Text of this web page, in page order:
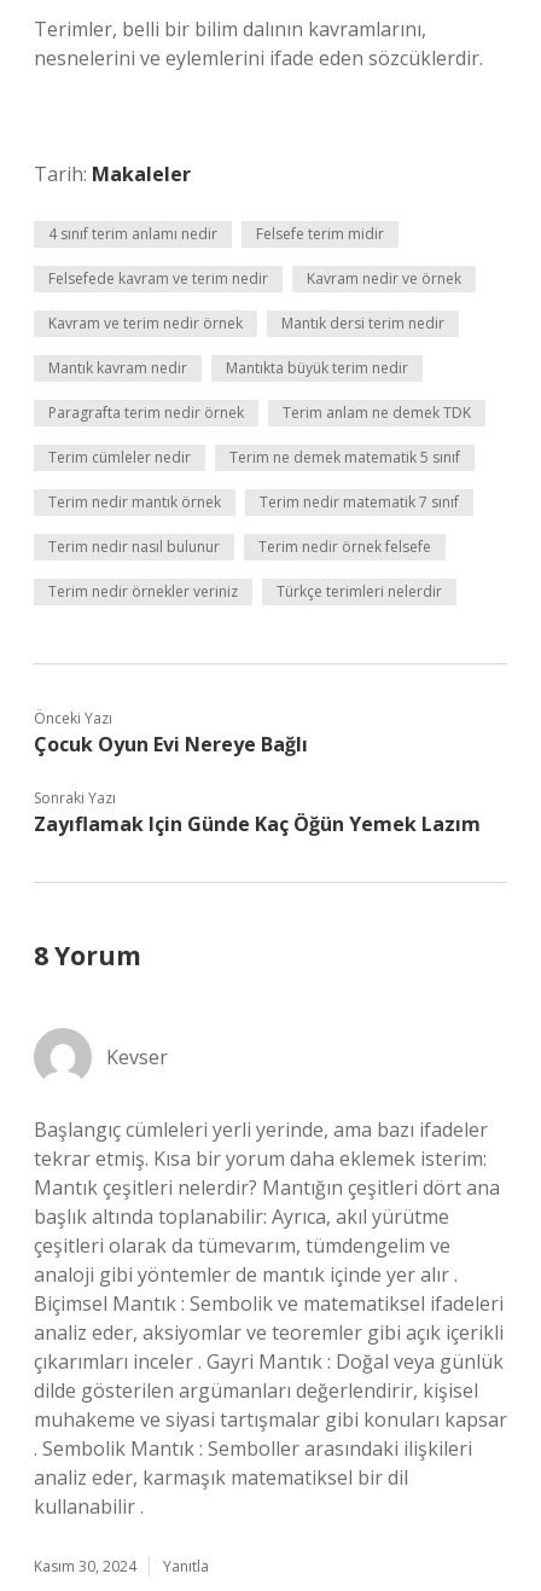
Terimler, belli bir bilim dalının kavramlarını,
nesnelerini ve eylemlerini ifade eden sözcüklerdir.
Tarih: Makaleler
4 sınıf terim anlamı nedir Felsefe terim midir
Felsefede kavram ve terim nedir Kavram nedir ve örnek
Kavram ve terim nedir örnek Mantık dersi terim nedir
Mantık kavram nedir Mantıkta büyük terim nedir
Paragrafta terim nedir örnek Terim anlam ne demek TDK
Terim cümleler nedir Terim ne demek matematik 5 sınıf
Terim nedir mantık örnek Terim nedir matematik 7 sınıf
Terim nedir nasıl bulunur Terim nedir örnek felsefe
Terim nedir örnekler veriniz Türkçe terimleri nelerdir
Önceki Yazı
Çocuk Oyun Evi Nereye Bağlı
Sonraki Yazı
Zayıflamak Için Günde Kaç Öğün Yemek Lazım
8 Yorum
Kevser
Başlangıç cümleleri yerli yerinde, ama bazı ifadeler
tekrar etmiş. Kısa bir yorum daha eklemek isterim:
Mantık çeşitleri nelerdir? Mantığın çeşitleri dört ana
başlık altında toplanabilir: Ayrıca, akıl yürütme
çeşitleri olarak da tümevarım, tümdengelim ve
analoji gibi yöntemler de mantık içinde yer alır .
Biçimsel Mantık : Sembolik ve matematiksel ifadeleri
analiz eder, aksiyomlar ve teoremler gibi açık içerikli
çıkarımları inceler . Gayri Mantık : Doğal veya günlük
dilde gösterilen argümanları değerlendirir, kişisel
muhakeme ve siyasi tartışmalar gibi konuları kapsar
. Sembolik Mantık : Semboller arasındaki ilişkileri
analiz eder, karmaşık matematiksel bir dil
kullanabilir .
Kasım 30, 2024 Yanıtla